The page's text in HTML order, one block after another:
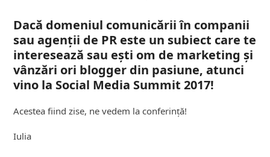
Dacă domeniul comunicării în companii
sau agenții de PR este un subiect care te
interesează sau ești om de marketing și
vânzări ori blogger din pasiune, atunci
vino la Social Media Summit 2017!
Acestea fiind zise, ne vedem la conferință!
Iulia